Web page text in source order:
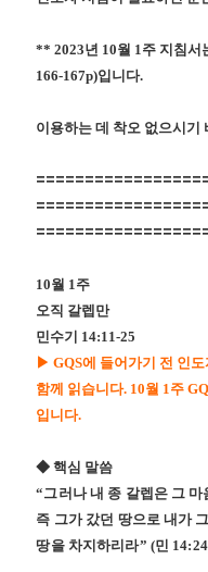
** 2023년 10월 1 주 지침서
166-167p)입니다.
이용하는 데 착오 없으시기
10월 1 주
오직 갈렙만
민수기 14:11-25
▶GQS에 들어가기 전 인
함께 읽습니다. 10월 1 주
입니다.
◆핵심 말씀
“그러나 내 종 갈렙은 그
즉 그가 갔던 땅으로 내가
땅을 차지하리라” (민